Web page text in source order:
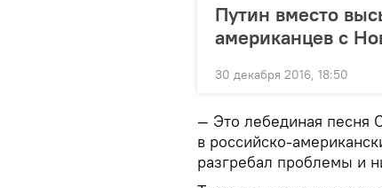
Путин вместо
американцев с
30 декабря 2016, 18:50
— Это лебединая песня
в российско-
разгребал проблемы и